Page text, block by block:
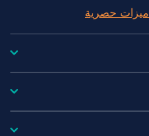
ميزات حصرية